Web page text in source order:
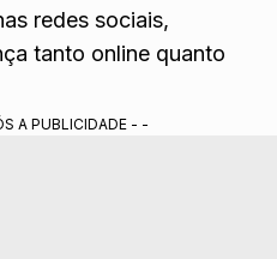
redes sociais,
tanto online quanto
A PUBLICIDADE - -